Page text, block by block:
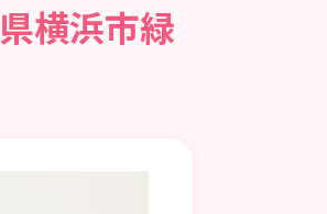
横浜市緑